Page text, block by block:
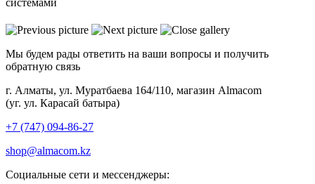
Мы будем рады ответить на ваши вопросы и получить
обратную связь
г. Алматы, ул. Муратбаева 164/110, магазин Almacom
(уг. ул. Карасай батыра)
+7 (747) 094-86-27
shop@almacom.kz
Социальные сети и мессенджеры: